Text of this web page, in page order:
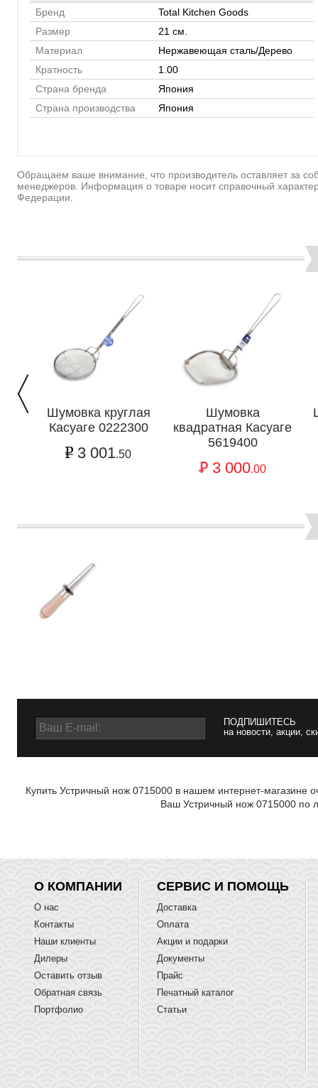
Бренд
Total Kitchen Goods
Размер
21 см.
Материал
Нержавеющая сталь/Дерево
Кратность
1.00
Страна бренда
Япония
Страна производства
Япония
Обращаем ваше внимание, что производитель оставляет за
менеджеров. Информация о товаре носит справочный
Федерации.
Шумовка круглая
Касуаге 0222300
3 001.50
Шумовка
квадратная Касуаге
5619400
3 000.00
ПОДПИШИТЕСЬ
на новости, акции,
Купить Устричный нож 0715000 в нашем интернет-
Ваш Устричный нож 0715000 по
О КОМПАНИИ
О нас
Контакты
Наши клиенты
Дилеры
Оставить отзыв
Обратная связь
Портфолио
СЕРВИС И ПОМОЩЬ
Доставка
Оплата
Акции и подарки
Документы
Прайс
Печатный каталог
Статьи